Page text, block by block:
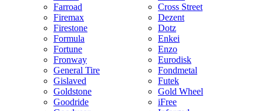
Farroad
Firemax
Firestone
Formula
Fortune
Fronway
General Tire
Gislaved
Goldstone
Goodride
Cross Street
Dezent
Dotz
Enkei
Enzo
Eurodisk
Fondmetal
Futek
Gold Wheel
iFree